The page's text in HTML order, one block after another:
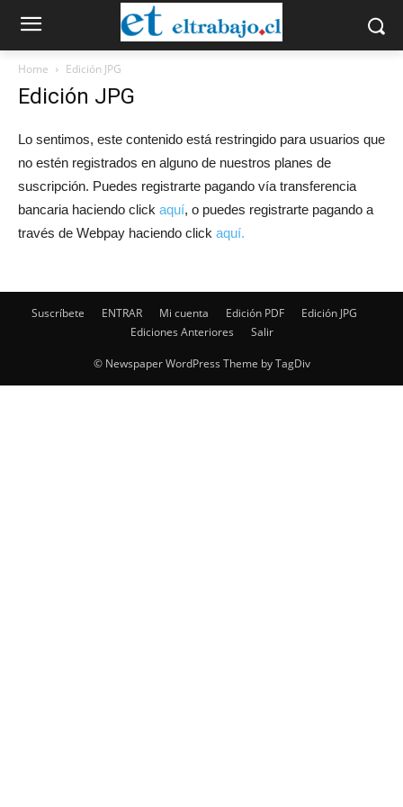
Home Edición JPG
Edición JPG
Lo sentimos, este contenido está restringido para usuarios que
no estén registrados en alguno de nuestros planes de
suscripción. Puedes registrarte pagando vía transferencia
bancaria haciendo click aquí, o puedes registrarte pagando a
través de Webpay haciendo click aquí.
Suscríbete ENTRAR Mi cuenta Edición PDF
Edición JPG
Ediciones Anteriores
Salir
© Newspaper WordPress Theme by TagDiv